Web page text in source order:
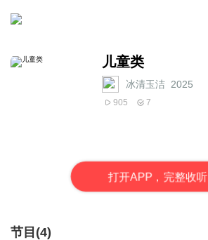
儿童类
冰清玉洁_2025
905 7
打开APP，完整收听
节目(4)